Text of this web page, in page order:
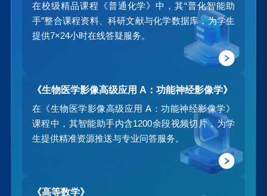
在校级精品课程《普通化学》中，其“普化智能助
手”整合课程资料、科研文献与化学数据库，为学生
提供7×24小时在线答疑服务。
《生物医学影像高级应用 A：功能神经影像学》
在《生物医学影像高级应用 A：功能神经影像学》
课程中，其智能助手内含1200余段视频切片，为学
生提供精准资源推送与专业问答服务。
《高等数学》